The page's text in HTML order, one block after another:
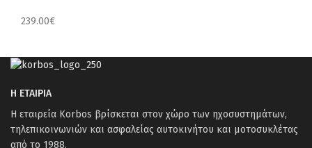
239.00€
Η ΕΤΑΙΡΙΑ
Η εταιρεία Korbos βρίσκεται στον χώρο των ηχοσυστημάτων,
τηλεπικοινωνιών και ασφαλείας αυτοκινήτου και μοτοσυκλέτας
από το 1988.